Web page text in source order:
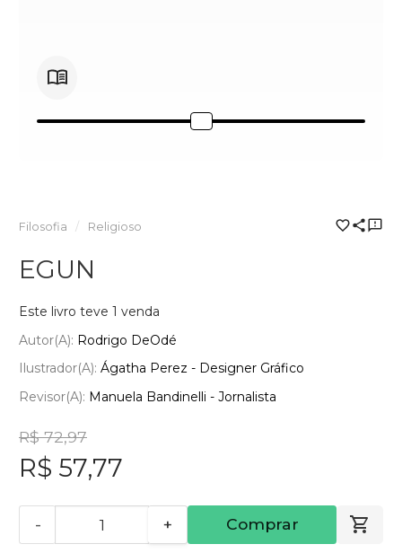
Filosofia Religioso
EGUN
Este livro teve 1 venda
Autor(a): Rodrigo DeOdé
Ilustrador(a): Ágatha Perez - Designer Gráfico
Revisor(a): Manuela Bandinelli - Jornalista
R$ 72,97
R$ 57,77
- + Comprar